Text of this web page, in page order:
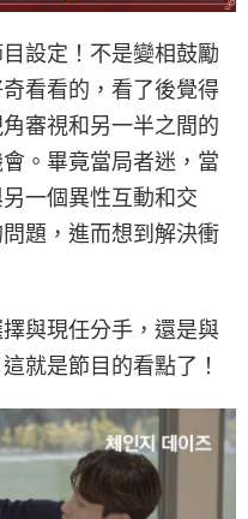
設定！不是變相鼓勵
看看的，看了後覺得
審視和另一半之間的
。畢竟當局者迷，當
一個異性互動和交
題，進而想到解決衝
與現任分手，還是與
就是節目的看點了！